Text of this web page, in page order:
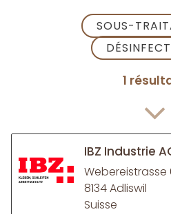
SOUS-
1
IBZ Industrie
Webereistrasse
8134 Adliswil
Suisse